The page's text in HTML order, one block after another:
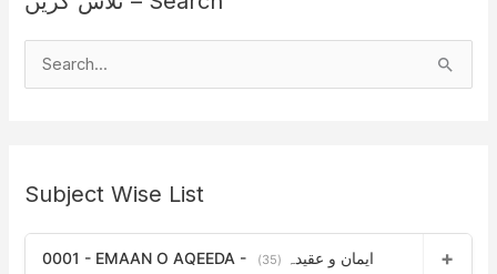
c
h
Subject Wise List
0001 - EMAAN O AQEEDA - ایمان و عقیدہ (35)